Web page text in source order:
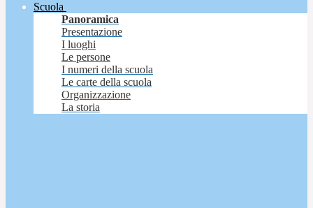
Scuola
Panoramica
Presentazione
I luoghi
Le persone
I numeri della scuola
Le carte della scuola
Organizzazione
La storia